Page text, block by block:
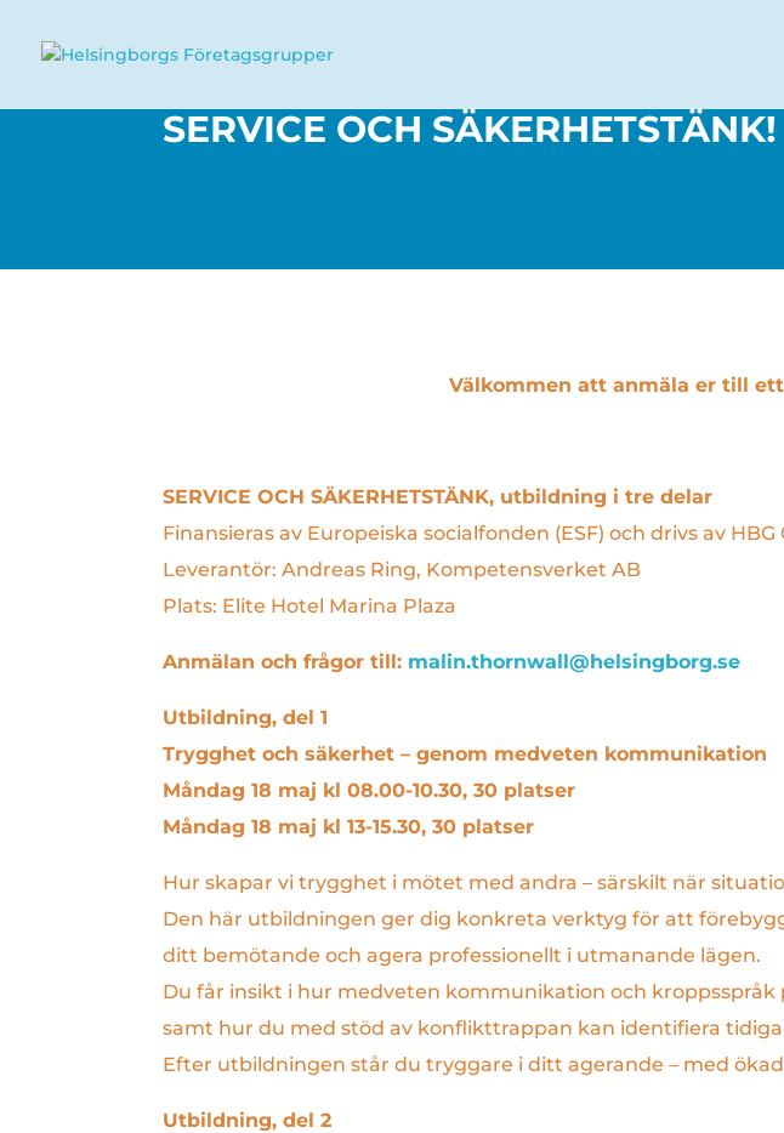
SERVICE OCH SÄKERHETSTÄNK!
Välkommen att anmäla er till
SERVICE OCH SÄKERHETSTÄNK, utbildning i tre delar
Finansieras av Europeiska socialfonden (ESF) och drivs av HBG
Leverantör: Andreas Ring, Kompetensverket AB
Plats: Elite Hotel Marina Plaza
Anmälan och frågor till: malin.thornwall@helsingborg.se
Utbildning, del 1
Trygghet och säkerhet – genom medveten kommunikation
Måndag 18 maj kl 08.00-10.30, 30 platser
Måndag 18 maj kl 13-15.30, 30 platser
Hur skapar vi trygghet i mötet med andra – särskilt när
Den här utbildningen ger dig konkreta verktyg för att
ditt bemötande och agera professionellt i utmanande lägen.
Du får insikt i hur medveten kommunikation och
samt hur du med stöd av konflikttrappan kan identifiera
Efter utbildningen står du tryggare i ditt agerande – med
Utbildning, del 2